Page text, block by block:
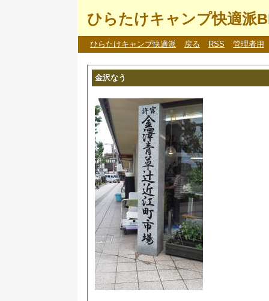
ひらたけキャンプ快適派
ひらたけキャンプ快適派 戻る RSS 管理者用
金沢なう